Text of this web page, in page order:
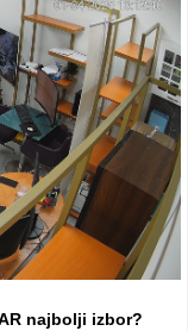
najbolji izbor?